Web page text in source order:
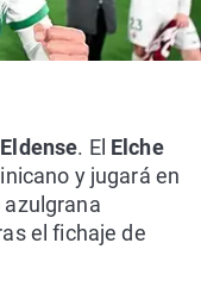
Eldense. El Elche
y jugará en
azulgrana
el fichaje de